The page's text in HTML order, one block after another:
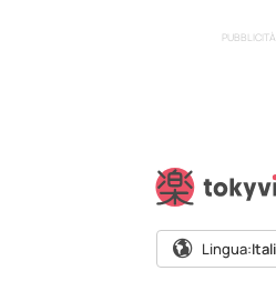
PUBBLICITÀ
Lingua: